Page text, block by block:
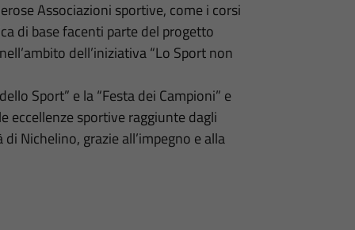
Associazioni sportive, come i corsi
di base facenti parte del progetto
dell’iniziativa “Lo Sport non
Sport” e la “Festa dei Campioni” e
eccellenze sportive raggiunte dagli
Nichelino, grazie all’impegno e alla